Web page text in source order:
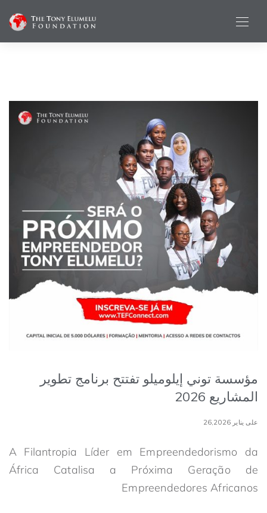
مؤسسة توني إيلوميلو تفتتح برنامج تطوير
المشاريع 2026
على يناير 26,2026
A Filantropia Líder em Empreendedorismo da
África Catalisa a Próxima Geração de
Empreendedores Africanos